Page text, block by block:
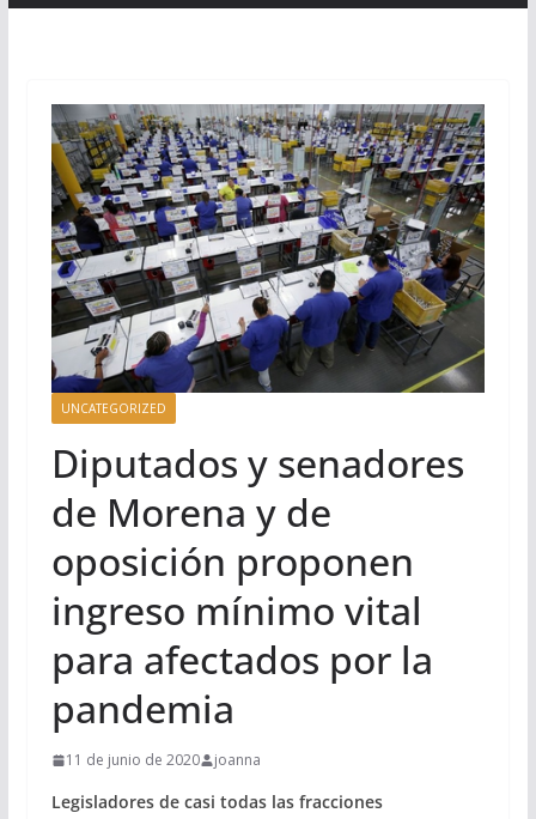
UNCATEGORIZED
Diputados y senadores
de Morena y de
oposición proponen
ingreso mínimo vital
para afectados por la
pandemia
11 de junio de 2020 joanna
Legisladores de casi todas las fracciones